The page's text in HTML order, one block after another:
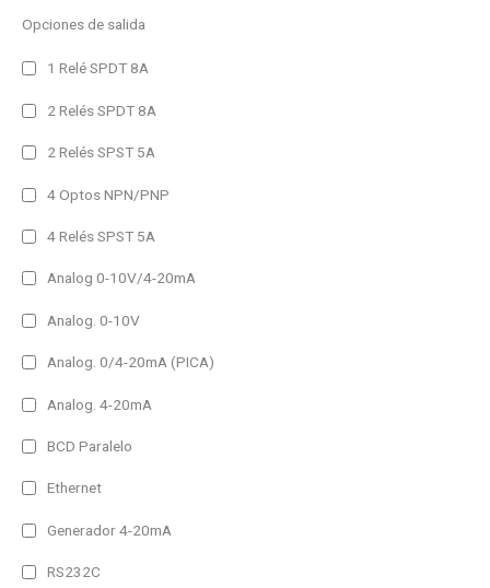
2960 lm
3950 lm
Opciones de salida
1 Relé SPDT 8A
2 Relés SPDT 8A
2 Relés SPST 5A
4 Optos NPN/PNP
4 Relés SPST 5A
Analog 0-10V/4-20mA
Analog. 0-10V
Analog. 0/4-20mA (PICA)
Analog. 4-20mA
BCD Paralelo
Ethernet
Generador 4-20mA
RS232C